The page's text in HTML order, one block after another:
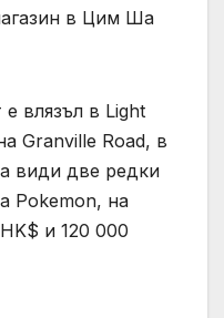
в Цим Ша
влязъл в Light
Granville Road, в
види две редки
Pokemon, на
и 120 000